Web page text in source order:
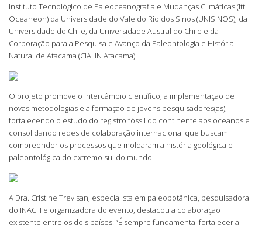
Instituto Tecnológico de Paleoceanografia e Mudanças Climáticas (Itt
Oceaneon) da Universidade do Vale do Rio dos Sinos (UNISINOS), da
Universidade do Chile, da Universidade Austral do Chile e da
Corporação para a Pesquisa e Avanço da Paleontologia e História
Natural de Atacama (CIAHN Atacama).
O projeto promove o intercâmbio científico, a implementação de
novas metodologias e a formação de jovens pesquisadores(as),
fortalecendo o estudo do registro fóssil do continente aos oceanos e
consolidando redes de colaboração internacional que buscam
compreender os processos que moldaram a história geológica e
paleontológica do extremo sul do mundo.
A Dra. Cristine Trevisan, especialista em paleobotânica, pesquisadora
do INACH e organizadora do evento, destacou a colaboração
existente entre os dois países: “É sempre fundamental fortalecer a